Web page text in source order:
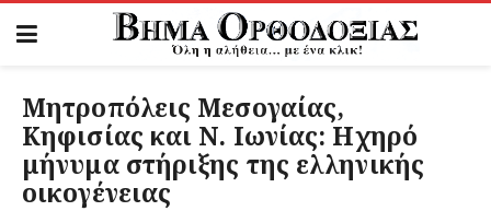
Μητροπόλεις Μεσογαίας,
Κηφισίας και Ν. Ιωνίας: Ηχηρό
μήνυμα στήριξης της ελληνικής
οικογένειας